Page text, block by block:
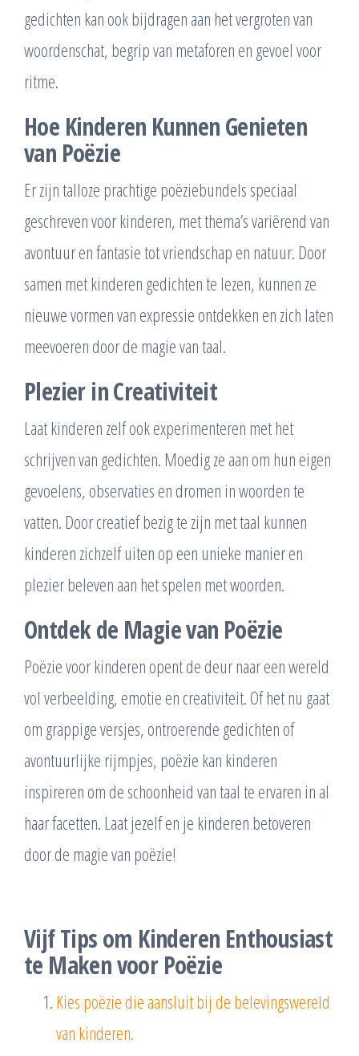
gedichten kan ook bijdragen aan het vergroten van
woordenschat, begrip van metaforen en gevoel voor
ritme.
Hoe Kinderen Kunnen Genieten
van Poëzie
Er zijn talloze prachtige poëziebundels speciaal
geschreven voor kinderen, met thema’s variërend van
avontuur en fantasie tot vriendschap en natuur. Door
samen met kinderen gedichten te lezen, kunnen ze
nieuwe vormen van expressie ontdekken en zich laten
meevoeren door de magie van taal.
Plezier in Creativiteit
Laat kinderen zelf ook experimenteren met het
schrijven van gedichten. Moedig ze aan om hun eigen
gevoelens, observaties en dromen in woorden te
vatten. Door creatief bezig te zijn met taal kunnen
kinderen zichzelf uiten op een unieke manier en
plezier beleven aan het spelen met woorden.
Ontdek de Magie van Poëzie
Poëzie voor kinderen opent de deur naar een wereld
vol verbeelding, emotie en creativiteit. Of het nu gaat
om grappige versjes, ontroerende gedichten of
avontuurlijke rijmpjes, poëzie kan kinderen
inspireren om de schoonheid van taal te ervaren in al
haar facetten. Laat jezelf en je kinderen betoveren
door de magie van poëzie!
Vijf Tips om Kinderen Enthousiast
te Maken voor Poëzie
Kies poëzie die aansluit bij de belevingswereld
van kinderen.